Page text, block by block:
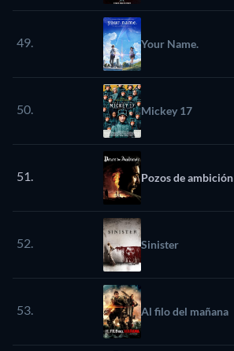
49. Your Name.
50. Mickey 17
51. Pozos de ambición
52. Sinister
53. Al filo del mañana